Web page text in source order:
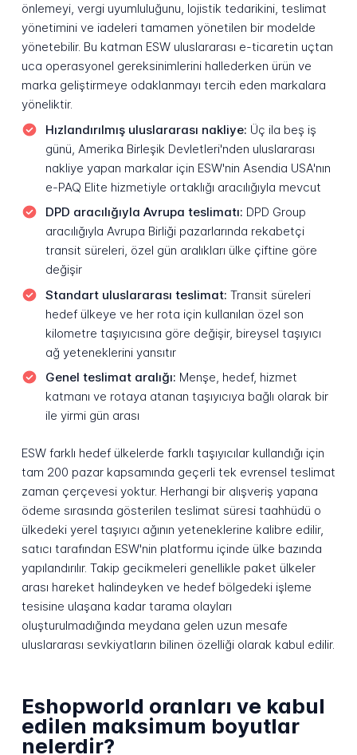
önlemeyi, vergi uyumluluğunu, lojistik tedarikini, teslimat
yönetimini ve iadeleri tamamen yönetilen bir modelde
yönetebilir. Bu katman ESW uluslararası e-ticaretin uçtan
uca operasyonel gereksinimlerini hallederken ürün ve
marka geliştirmeye odaklanmayı tercih eden markalara
yöneliktir.
Hızlandırılmış uluslararası nakliye: Üç ila beş iş
günü, Amerika Birleşik Devletleri'nden uluslararası
nakliye yapan markalar için ESW'nin Asendia USA'nın
e-PAQ Elite hizmetiyle ortaklığı aracılığıyla mevcut
DPD aracılığıyla Avrupa teslimatı: DPD Group
aracılığıyla Avrupa Birliği pazarlarında rekabetçi
transit süreleri, özel gün aralıkları ülke çiftine göre
değişir
Standart uluslararası teslimat: Transit süreleri
hedef ülkeye ve her rota için kullanılan özel son
kilometre taşıyıcısına göre değişir, bireysel taşıyıcı
ağ yeteneklerini yansıtır
Genel teslimat aralığı: Menşe, hedef, hizmet
katmanı ve rotaya atanan taşıyıcıya bağlı olarak bir
ile yirmi gün arası
ESW farklı hedef ülkelerde farklı taşıyıcılar kullandığı için
tam 200 pazar kapsamında geçerli tek evrensel teslimat
zaman çerçevesi yoktur. Herhangi bir alışveriş yapana
ödeme sırasında gösterilen teslimat süresi taahhüdü o
ülkedeki yerel taşıyıcı ağının yeteneklerine kalibre edilir,
satıcı tarafından ESW'nin platformu içinde ülke bazında
yapılandırılır. Takip gecikmeleri genellikle paket ülkeler
arası hareket halindeyken ve hedef bölgedeki işleme
tesisine ulaşana kadar tarama olayları
oluşturulmadığında meydana gelen uzun mesafe
uluslararası sevkiyatların bilinen özelliği olarak kabul edilir.
Eshopworld oranları ve kabul
edilen maksimum boyutlar
nelerdir?